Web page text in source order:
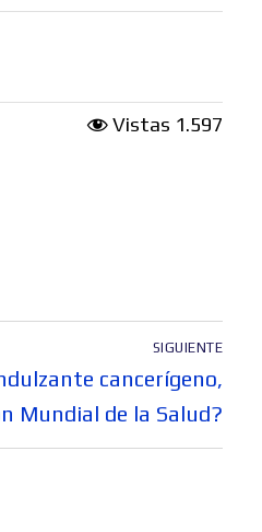
Vistas 1.597
SIGUIENTE
cancerígeno,
Mundial de la Salud?